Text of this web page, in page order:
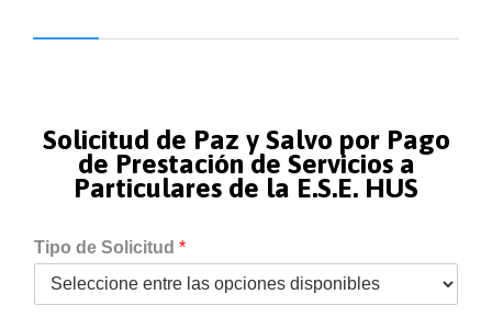
Solicitud de Paz y Salvo por Pago
de Prestación de Servicios a
Particulares de la E.S.E. HUS
Tipo de Solicitud *